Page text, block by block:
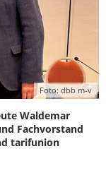
Foto: dbb m-v
Waldemar
Fachvorstand
tarifunion